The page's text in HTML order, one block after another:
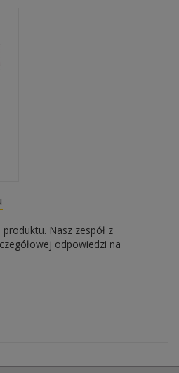
Nasz zespół z
odpowiedzi na